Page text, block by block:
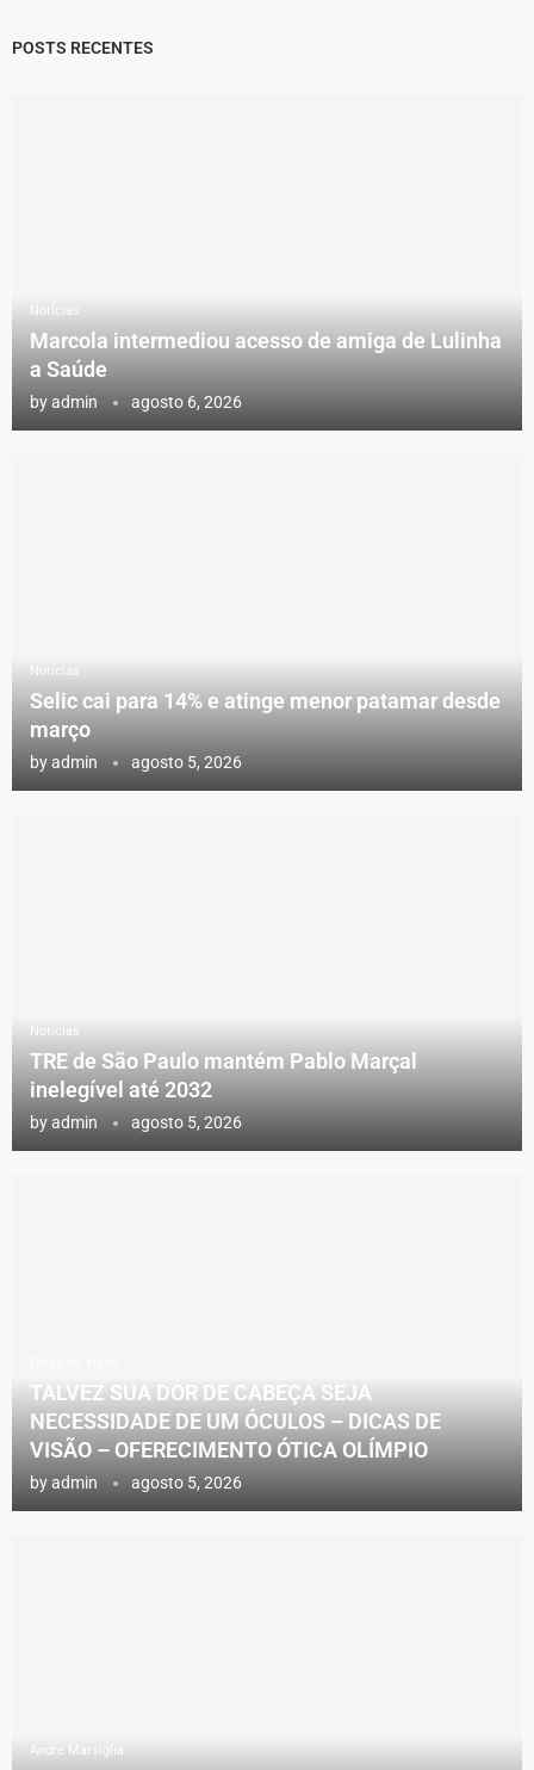
POSTS RECENTES
Notícias
Marcola intermediou acesso de amiga de Lulinha
a Saúde
byadmin agosto 6, 2026
Notícias
Selic cai para 14% e atinge menor patamar desde
março
byadmin agosto 5, 2026
Notícias
TRE de São Paulo mantém Pablo Marçal
inelegível até 2032
byadmin agosto 5, 2026
TALVEZ SUA DOR DE CABEÇA SEJA
NECESSIDADE DE UM ÓCULOS – DICAS DE
VISÃO – OFERECIMENTO ÓTICA OLÍMPIO
byadmin agosto 5, 2026
Andre Marsiglia